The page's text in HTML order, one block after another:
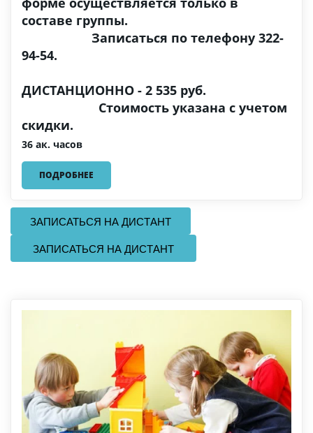
составе группы.
Записаться по телефону 322-
94-54.
ДИСТАНЦИОННО - 2 535 руб.
Стоимость указана с учетом
скидки.
36 ак. часов
ПОДРОБНЕЕ
  ЗАПИСАТЬСЯ НА ДИСТАНТ
   ЗАПИСАТЬСЯ НА ДИСТАНТ